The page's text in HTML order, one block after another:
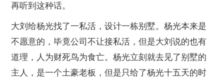
再听到这种话。
大刘给杨光找了一私活，设计一栋别墅。杨光本来是
不愿意的，毕竟公司不让接私活，但是大刘说的也有
道理，人为财死鸟为食亡。杨光立刻就去见了别墅的
主人，是一个土豪老板，但是只给了杨光十五天的时